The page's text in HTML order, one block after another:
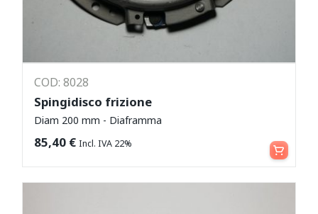
COD: 8028
Spingidisco frizione
Diam 200 mm - Diaframma
85,40 € Incl. IVA 22% Aggiungi al carrello